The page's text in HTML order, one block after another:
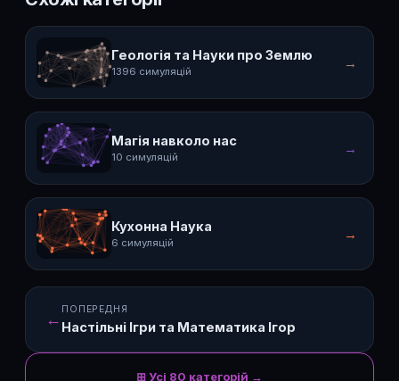
Геологія та Науки про Землю
1396 симуляцій
→
Магія навколо нас
10 симуляцій
→
Кухонна Наука
6 симуляцій
→
←
ПОПЕРЕДНЯ
Настільні Ігри та Математика Ігор
⊞ Усі 80 категорій →